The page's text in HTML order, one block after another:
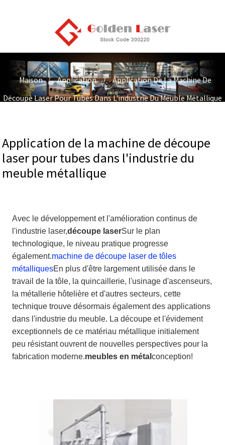
Maison Application
Application De La Machine De
Découpe Laser Pour Tubes Dans L'industrie Du Meuble Métallique
Application de la machine de découpe
laser pour tubes dans l'industrie du
meuble métallique
Avec le développement et l'amélioration continus de
l'industrie laser,découpe laserSur le plan
technologique, le niveau pratique progresse
également.machine de découpe laser de tôles
métalliquesEn plus d'être largement utilisée dans le
travail de la tôle, la quincaillerie, l'usinage d'ascenseurs,
la métallerie hôtelière et d'autres secteurs, cette
technique trouve désormais également des applications
dans l'industrie du meuble. La découpe et l'évidement
exceptionnels de ce matériau métallique initialement
peu résistant ouvrent de nouvelles perspectives pour la
fabrication moderne.meubles en métalconception!